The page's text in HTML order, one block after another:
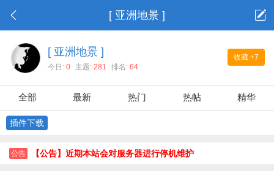
[ 亚洲地景 ]
收藏 +7
[ 亚洲地景 ]
今日:0 主题:281 排名:64
全部 最新 热门 热帖 精华
插件下载
公告 【公告】近期本站会对服务器进行停机维护